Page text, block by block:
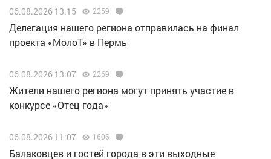
06.08.2026 13:15 2259
Делегация нашего региона отправилась на финал
проекта «МолоТ» в Пермь
06.08.2026 13:07 2269
Жители нашего региона могут принять участие в
конкурсе «Отец года»
06.08.2026 11:07 1606
Балаковцев и гостей города в эти выходные